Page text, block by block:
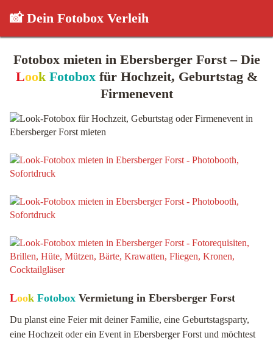
📸 Dein Fotobox Verleih
Fotobox mieten in Ebersberger Forst – Die
Look Fotoboxfür Hochzeit, Geburtstag &
Firmenevent
Look Fotobox Vermietung in Ebersberger Forst
Du planst eine Feier mit deiner Familie, eine Geburtstagsparty,
eine Hochzeit oder ein Event in Ebersberger Forst und möchtest